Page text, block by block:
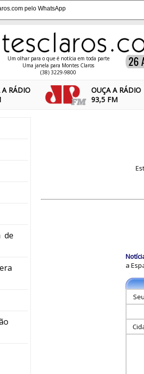
pelo WhatsApp
Um olhar para o que é notícia em toda parte
Uma janela para Montes Claros
(38) 3229-9800
A RÁDIO
OUÇA A RÁDIO
93,5 FM
de
a